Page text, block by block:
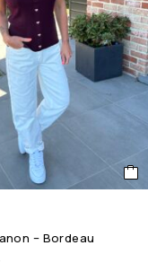
– Bordeau